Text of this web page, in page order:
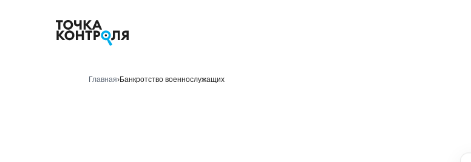
Главная›Банкротство военнослужащих